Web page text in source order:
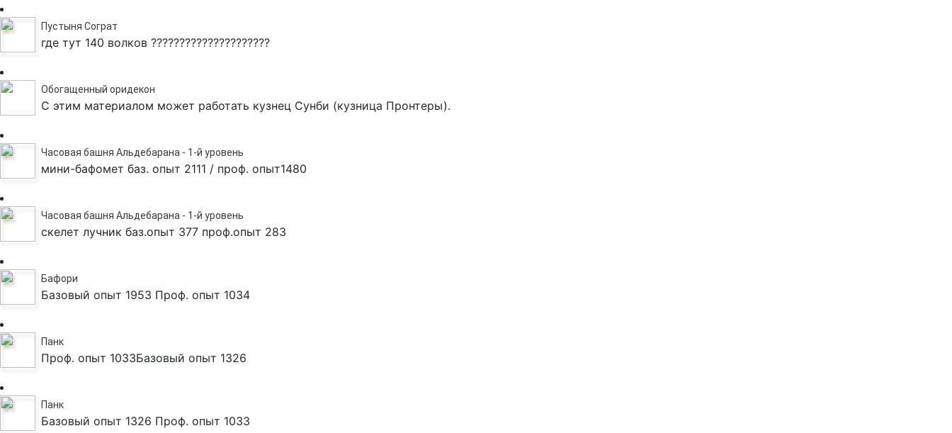
Пустыня Сограт
где тут 140 волков ?????????????????????
Обогащенный оридекон
С этим материалом может работать кузнец Сунби (кузница Пронтеры).
Часовая башня Альдебарана - 1-й уровень
мини-бафомет баз. опыт 2111 / проф. опыт1480
Часовая башня Альдебарана - 1-й уровень
скелет лучник баз.опыт 377 проф.опыт 283
Бафори
Базовый опыт 1953 Проф. опыт 1034
Панк
Проф. опыт 1033Базовый опыт 1326
Панк
Базовый опыт 1326 Проф. опыт 1033